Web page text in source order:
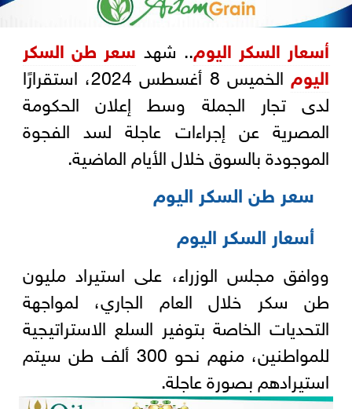
أسعار السكر اليوم.. شهد سعر طن السكر
اليوم
الخميس 8 أغسطس 2024، استقرارًا
لدى تجار الجملة وسط إعلان الحكومة
المصرية عن إجراءات عاجلة لسد الفجوة
الموجودة بالسوق خلال الأيام الماضية.
سعر طن السكر اليوم
أسعار السكر اليوم
ووافق مجلس الوزراء، على استيراد مليون
طن سكر خلال العام الجاري، لمواجهة
التحديات الخاصة بتوفير السلع الاستراتيجية
للمواطنين، منهم نحو 300 ألف طن سيتم
استيرادهم بصورة عاجلة.